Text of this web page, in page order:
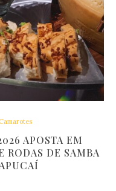
APOSTA EM
RODAS DE SAMBA